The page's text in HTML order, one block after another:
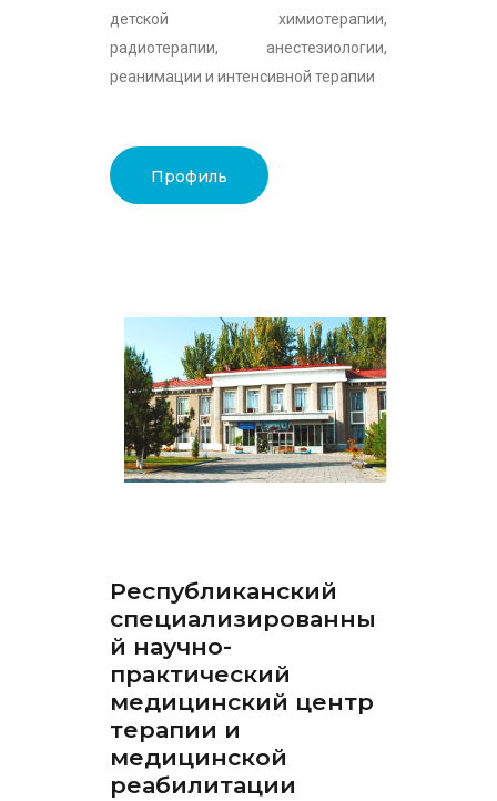
детской химиотерапии,
радиотерапии, анестезиологии,
реанимации и интенсивной терапии
Профиль
Республиканский
специализированны
й научно-
практический
медицинский центр
терапии и
медицинской
реабилитации